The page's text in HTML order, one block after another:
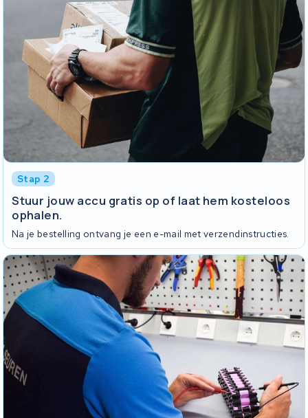
Stap 2
Stuur jouw accu gratis op of laat hem kosteloos
ophalen.
Na je bestelling ontvang je een e-mail met verzendinstructies.